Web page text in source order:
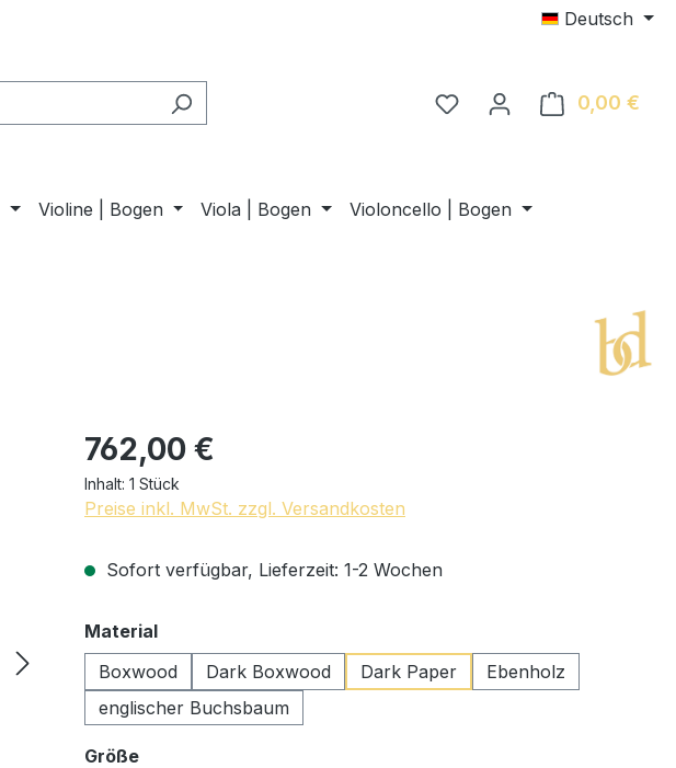
Deutsch
0,00 €
Violine | Bogen Viola | Bogen Violoncello | Bogen
762,00 €
Inhalt: 1 Stück
Preise inkl. MwSt. zzgl. Versandkosten
Sofort verfügbar, Lieferzeit: 1-2 Wochen
Materialauswählen
Boxwood
Dark Boxwood Dark Paper
Ebenholz
englischer Buchsbaum
Größeauswählen